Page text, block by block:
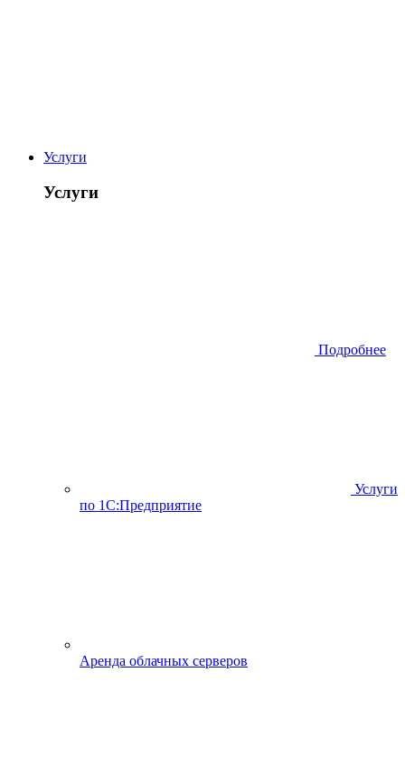
Услуги
Услуги
Подробнее
Услуги
по 1С:Предприятие
Аренда облачных серверов